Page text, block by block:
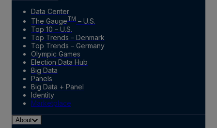
Data Center
The GaugeTM – U.S.
Top 10 – U.S.
Top Trends – Denmark
Top Trends – Germany
Olympic Games
Election Data Hub
Big Data
Panels
Big Data + Panel
Identity
Marketplace
About